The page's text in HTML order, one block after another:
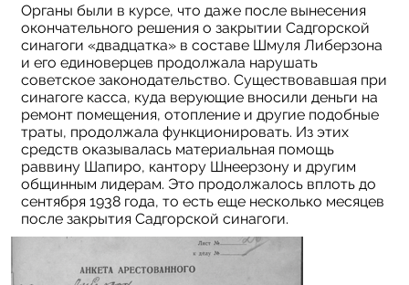
Органы были в курсе, что даже после вынесения
окончательного решения о закрытии Садгорской
синагоги «двадцатка» в составе Шмуля Либерзона
и его единоверцев продолжала нарушать
советское законодательство. Существовавшая при
синагоге касса, куда верующие вносили деньги на
ремонт помещения, отопление и другие подобные
траты, продолжала функционировать. Из этих
средств оказывалась материальная помощь
раввину Шапиро, кантору Шнеерзону и другим
общинным лидерам. Это продолжалось вплоть до
сентября 1938 года, то есть еще несколько месяцев
после закрытия Садгорской синагоги.